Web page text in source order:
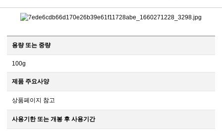
용량 또는 중량
100g
제품 주요사양
상품페이지 참고
사용기한 또는 개봉 후 사용기간